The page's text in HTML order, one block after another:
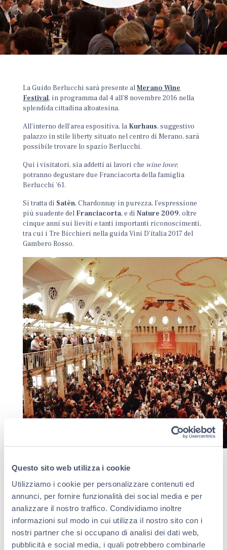
Questo sito web utilizza i cookie
Utilizziamo i cookie per personalizzare contenuti ed
annunci, per fornire funzionalità dei social media e per
analizzare il nostro traffico. Condividiamo inoltre
informazioni sul modo in cui utilizza il nostro sito con i
nostri partner che si occupano di analisi dei dati web,
pubblicità e social media, i quali potrebbero combinarle
La Guido Berlucchi sarà presente alMerano Wine
Festival, in programma dal 4 all’8 novembre 2016 nella
splendida cittadina altoatesina.
All’interno dell’area espositiva, la Kurhaus, suggestivo
palazzo in stile liberty situato nel centro di Merano, sarà
possibile trovare lo spazio Berlucchi.
Qui i visitatori, sia addetti ai lavori che wine lover,
potranno degustare due Franciacorta della famiglia
Berlucchi ’61.
Si tratta di Satèn, Chardonnay in purezza, l’espressione
più suadente del Franciacorta, e diNature 2009, oltre
cinque anni sui lieviti e tanti importanti riconoscimenti,
tra cui i Tre Bicchieri nella guida Vini D’italia 2017 del
Gambero Rosso.